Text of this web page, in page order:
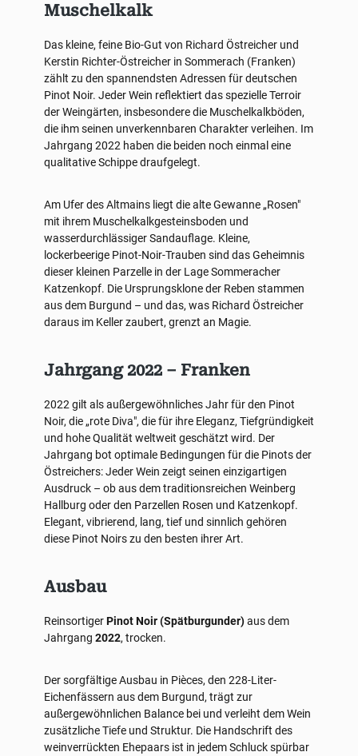
Muschelkalk
Das kleine, feine Bio-Gut von Richard Östreicher und
Kerstin Richter-Östreicher in Sommerach (Franken)
zählt zu den spannendsten Adressen für deutschen
Pinot Noir. Jeder Wein reflektiert das spezielle Terroir
der Weingärten, insbesondere die Muschelkalkböden,
die ihm seinen unverkennbaren Charakter verleihen. Im
Jahrgang 2022 haben die beiden noch einmal eine
qualitative Schippe draufgelegt.
Am Ufer des Altmains liegt die alte Gewanne „Rosen"
mit ihrem Muschelkalkgesteinsboden und
wasserdurchlässiger Sandauflage. Kleine,
lockerbeerige Pinot-Noir-Trauben sind das Geheimnis
dieser kleinen Parzelle in der Lage Sommeracher
Katzenkopf. Die Ursprungsklone der Reben stammen
aus dem Burgund – und das, was Richard Östreicher
daraus im Keller zaubert, grenzt an Magie.
Jahrgang 2022 – Franken
2022 gilt als außergewöhnliches Jahr für den Pinot
Noir, die „rote Diva", die für ihre Eleganz, Tiefgründigkeit
und hohe Qualität weltweit geschätzt wird. Der
Jahrgang bot optimale Bedingungen für die Pinots der
Östreichers: Jeder Wein zeigt seinen einzigartigen
Ausdruck – ob aus dem traditionsreichen Weinberg
Hallburg oder den Parzellen Rosen und Katzenkopf.
Elegant, vibrierend, lang, tief und sinnlich gehören
diese Pinot Noirs zu den besten ihrer Art.
Ausbau
ReinsortigerPinot Noir (Spätburgunder)aus dem
Jahrgang 2022, trocken.
Der sorgfältige Ausbau in Pièces, den 228-Liter-
Eichenfässern aus dem Burgund, trägt zur
außergewöhnlichen Balance bei und verleiht dem Wein
zusätzliche Tiefe und Struktur. Die Handschrift des
weinverrückten Ehepaars ist in jedem Schluck spürbar